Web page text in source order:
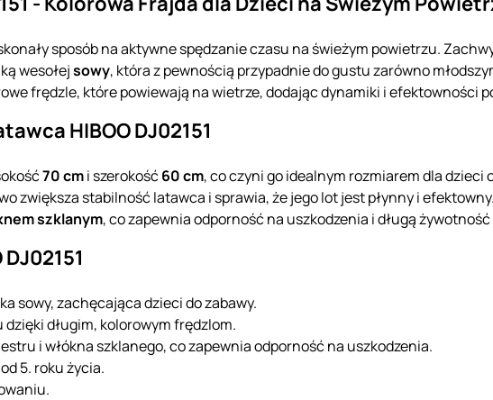
sposób na aktywne spędzanie czasu na świeżym powietrzu.
wesołejsowy, która z pewnością przypadnie do gustu zarówno
frędzle, które powiewają na wietrze, dodając dynamiki i efektowności
HIBOO DJ02151
70 cmi szerokość60 cm, co czyni go idealnym rozmiarem dla dzieci
zwiększa stabilność latawca i sprawia, że jego lot jest płynny i
szklanym, co zapewnia odporność na uszkodzenia i długą
sowy, zachęcająca dzieci do zabawy.
długim, kolorowym frędzlom.
i włókna szklanego, co zapewnia odporność na uszkodzenia.
5. roku życia.